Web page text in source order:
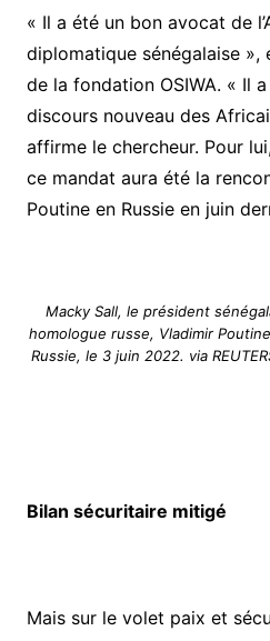
« Il a été un bon avocat de
diplomatique sénégalaise »,
de la fondation OSIWA. « Il
discours nouveau des
affirme le chercheur. Pour
ce mandat aura été la
Poutine en Russie en juin
Macky Sall, le président
homologue russe, Vladimir
Russie, le 3 juin 2022. via
Bilan sécuritaire mitigé
Mais sur le volet paix et